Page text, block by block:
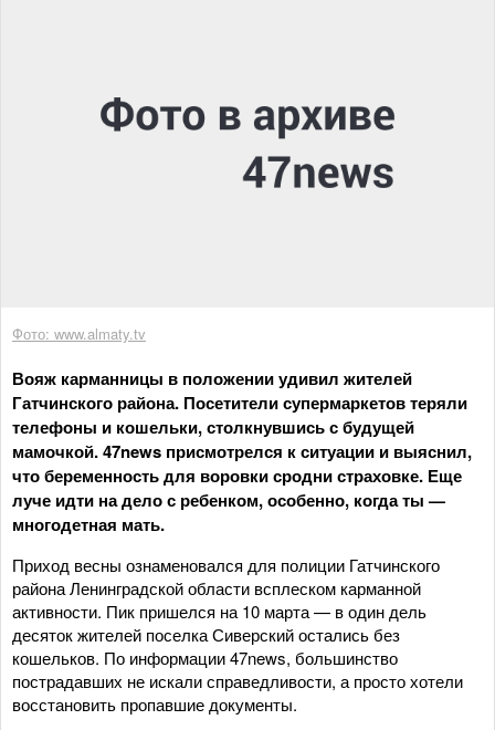
Фото: www.almaty.tv
Вояж карманницы в положении удивил жителей
Гатчинского района. Посетители супермаркетов теряли
телефоны и кошельки, столкнувшись с будущей
мамочкой. 47news присмотрелся к ситуации и выяснил,
что беременность для воровки сродни страховке. Еще
луче идти на дело с ребенком, особенно, когда ты —
многодетная мать.
Приход весны ознаменовался для полиции Гатчинского
района Ленинградской области всплеском карманной
активности. Пик пришелся на 10 марта — в один дель
десяток жителей поселка Сиверский остались без
кошельков. По информации 47news, большинство
пострадавших не искали справедливости, а просто хотели
восстановить пропавшие документы.